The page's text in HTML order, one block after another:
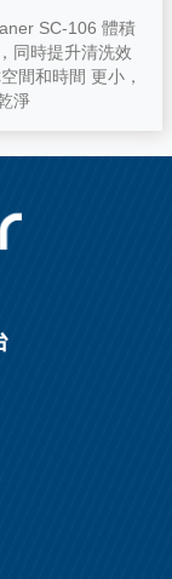
SC-106 體積
同時提升清洗效
間和時間 更小，
淨